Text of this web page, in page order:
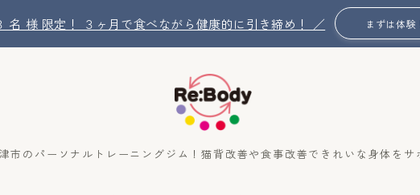
名 様 限定！ ３ヶ月で食べながら健康的に引き締め！ ／ まずは体験
市のパーソナルトレーニングジム！猫背改善や食事改善できれいな身体をサ
Re:Bodyの想い